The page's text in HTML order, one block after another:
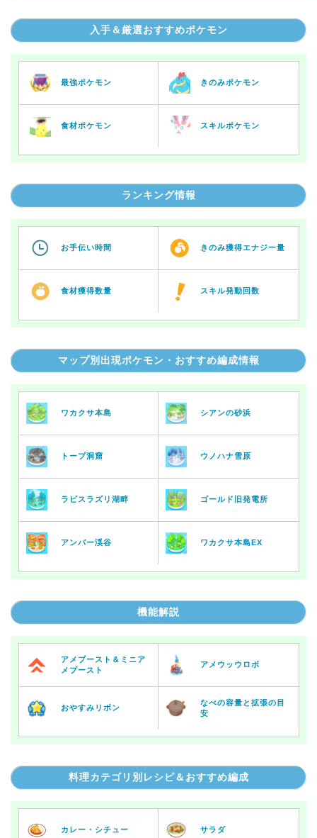
入手＆厳選おすすめポケモン
最強ポケモン きのみポケモン
食材ポケモン スキルポケモン
ランキング情報
お手伝い時間 きのみ獲得エナジー量
食材獲得数量 スキル発動回数
マップ別出現ポケモン・おすすめ編成情報
ワカクサ本島 シアンの砂浜
トープ洞窟 ウノハナ雪原
ラピスラズリ湖畔 ゴールド旧発電所
アンバー渓谷 ワカクサ本島EX
機能解説
アメブースト＆ミニア
メブースト
アメウッウロボ
おやすみリボン
なべの容量と拡張の目
安
料理カテゴリ別レシピ＆おすすめ編成
カレー・シチュー サラダ